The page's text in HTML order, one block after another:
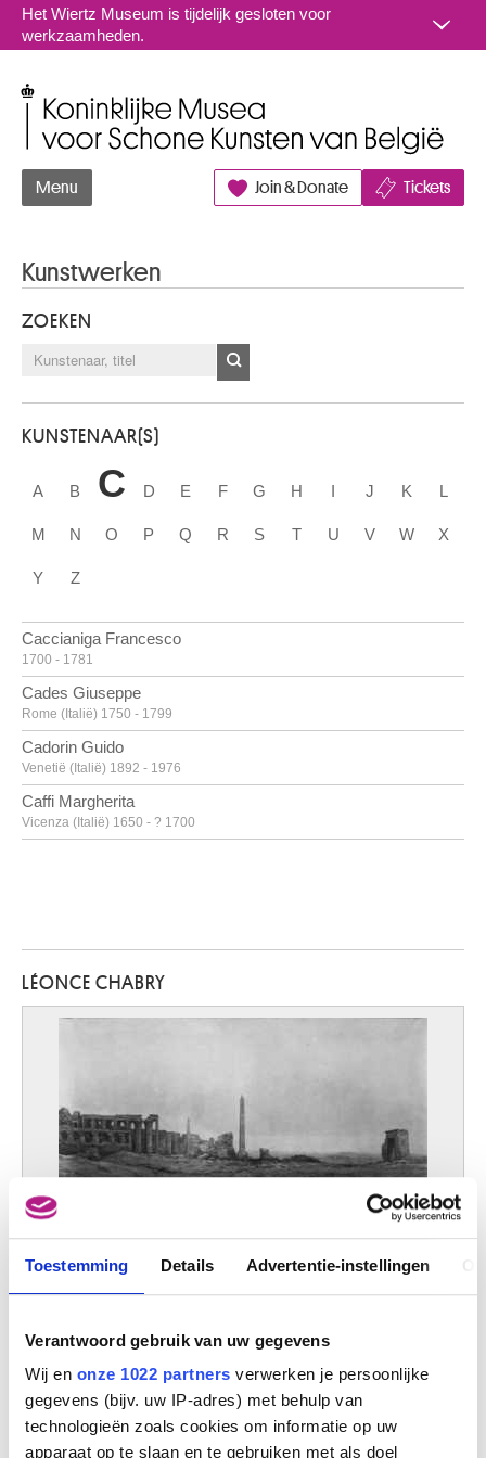
Toestemming Details Advertentie-instellingen
Verantwoord gebruik van uw gegevens
Wij en onze 1022 partners verwerken je persoonlijke
gegevens (bijv. uw IP-adres) met behulp van
technologieën zoals cookies om informatie op uw
apparaat op te slaan en te gebruiken met als doel
Naar inhoud
Het Wiertz Museum is tijdelijk gesloten voor
werkzaamheden.
Menu Join & Donate Tickets
Kunstwerken
ZOEKEN
KUNSTENAAR(S)
A B C D E F G H I J K L
M N O P Q R S T U V W X
Y Z
Caccianiga Francesco
1700 - 1781
Cades Giuseppe
Rome (Italië) 1750 - 1799
Cadorin Guido
Venetië (Italië) 1892 - 1976
Caffi Margherita
Vicenza (Italië) 1650 - ? 1700
Philadelphia, Pennsylvania (Verenigde Staten) 1898 - New York, New York
(Verenigde Staten) 1976
Venetië (Italië) 1570 - 1596
Calonne Cécile
Bergen 1936
Calonne Jacques
Bergen 1930
Calraet Abraham van
Dordrecht (Nederland) 1642 - 1722
Antwerpen ca. 1540 - Bologna (Italië) 1619
Camacho Jorge
Havana (Cuba) 1934
Cambiaso Luca
Moneglia / Genua (Italië) 1527 - Madrid (Spanje) 1585
LÉONCE CHABRY
Ruïnen van Thebe, Opper-Egypte